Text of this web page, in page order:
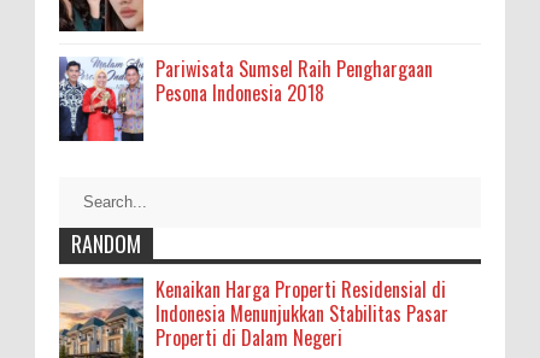
Pariwisata Sumsel Raih Penghargaan
Pesona Indonesia 2018
RANDOM
Kenaikan Harga Properti Residensial di
Indonesia Menunjukkan Stabilitas Pasar
Properti di Dalam Negeri